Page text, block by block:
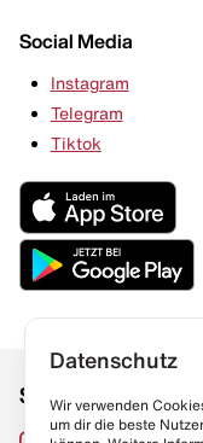
Social Media
Instagram
Telegram
Tiktok
Social Media
Datenschutz
Wir verwenden
um dir die beste